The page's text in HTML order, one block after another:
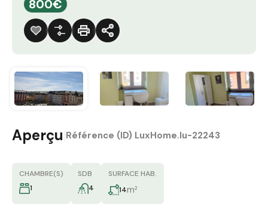
800€
Aperçu Référence (ID) LuxHome.lu-22243
CHAMBRE(S)
1
SDB
4
SURFACE HAB.
14m²